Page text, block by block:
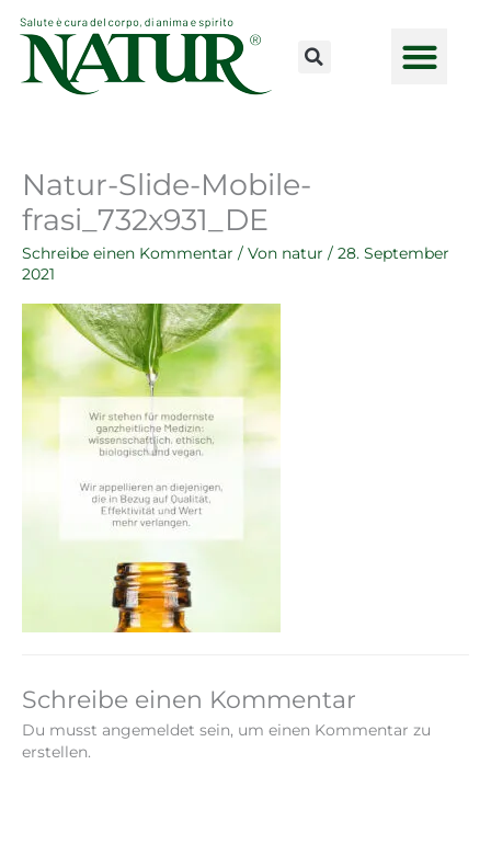
Inhalt
springen
Natur-Slide-Mobile-
frasi_732x931_DE
Schreibe einen Kommentar / Von natur / 28. September
2021
Schreibe einen Kommentar
Du musst angemeldet sein, um einen Kommentar zu
erstellen.